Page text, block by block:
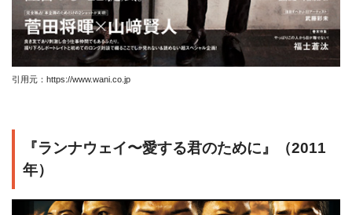
引用元：https://www.wani.co.jp
『ランナウェイ〜愛する君のために』（2011
年）